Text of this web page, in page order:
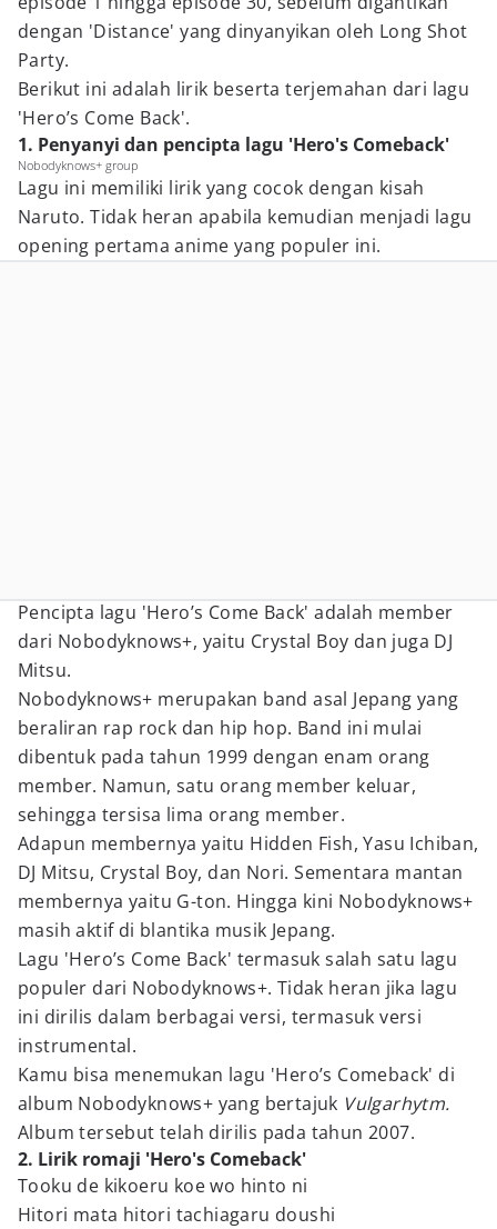
dengan 'Distance' yang dinyanyikan oleh Long Shot
Party.
Berikut ini adalah lirik beserta terjemahan dari lagu
'Hero’s Come Back'.
1. Penyanyi dan pencipta lagu 'Hero's Comeback'
Nobodyknows+ group
Lagu ini memiliki lirik yang cocok dengan kisah
Naruto. Tidak heran apabila kemudian menjadi lagu
opening pertama anime yang populer ini.
Pencipta lagu 'Hero’s Come Back' adalah member
dari Nobodyknows+, yaitu Crystal Boy dan juga DJ
Mitsu.
Nobodyknows+ merupakan band asal Jepang yang
beraliran rap rock dan hip hop. Band ini mulai
dibentuk pada tahun 1999 dengan enam orang
member. Namun, satu orang member keluar,
sehingga tersisa lima orang member.
Adapun membernya yaitu Hidden Fish, Yasu Ichiban,
DJ Mitsu, Crystal Boy, dan Nori. Sementara mantan
membernya yaitu G-ton. Hingga kini Nobodyknows+
masih aktif di blantika musik Jepang.
Lagu 'Hero’s Come Back' termasuk salah satu lagu
populer dari Nobodyknows+. Tidak heran jika lagu
ini dirilis dalam berbagai versi, termasuk versi
instrumental.
Kamu bisa menemukan lagu 'Hero’s Comeback' di
album Nobodyknows+ yang bertajuk Vulgarhytm.
Album tersebut telah dirilis pada tahun 2007.
2. Lirik romaji 'Hero's Comeback'
Tooku de kikoeru koe wo hinto ni
Hitori mata hitori tachiagaru doushi